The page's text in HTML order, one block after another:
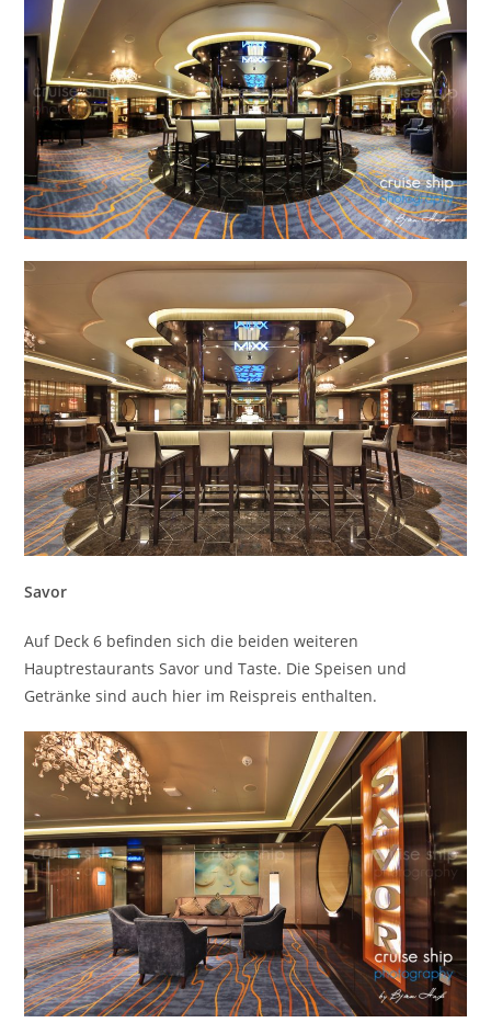
Savor
Auf Deck 6 befinden sich die beiden weiteren
Hauptrestaurants Savor und Taste. Die Speisen und
Getränke sind auch hier im Reispreis enthalten.